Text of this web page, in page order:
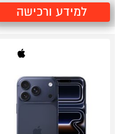
למידע ורכישה